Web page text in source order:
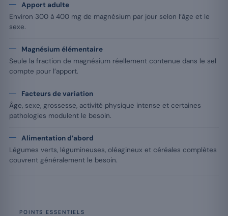
Apport adulte
Environ 300 à 400 mg de magnésium par jour selon l’âge et le
sexe.
Magnésium élémentaire
Seule la fraction de magnésium réellement contenue dans le sel
compte pour l’apport.
Facteurs de variation
Âge, sexe, grossesse, activité physique intense et certaines
pathologies modulent le besoin.
Alimentation d’abord
Légumes verts, légumineuses, oléagineux et céréales complètes
couvrent généralement le besoin.
POINTS ESSENTIELS